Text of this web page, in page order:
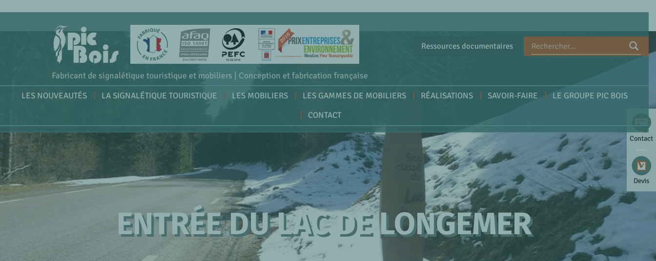
Contact
Devis
Fabricant de signalétique touristique et mobiliers | Conception et fabrication française
LES NOUVEAUTÉS LA SIGNALÉTIQUE TOURISTIQUE LES MOBILIERS LES GAMMES DE MOBILIERS RÉALISATIONS SAVOIR-FAIRE
LE GROUPE PIC BOIS
CONTACT
Ressources documentaires
ENTRÉE DU LAC DE LONGEMER